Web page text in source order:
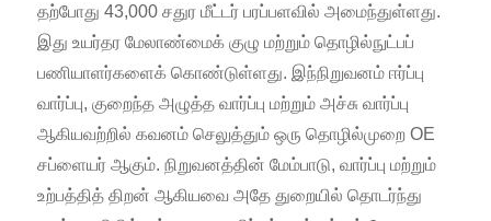
தற்போது 43,000 சதுர மீட்டர் பரப்பளவில் அமைந்துள்ளது.
இது உயர்தர மேலாண்மைக் குழு மற்றும் தொழில்நுட்பப்
பணியாளர்களைக் கொண்டுள்ளது. இந்நிறுவனம் ஈர்ப்பு
வார்ப்பு, குறைந்த அழுத்த வார்ப்பு மற்றும் அச்சு வார்ப்பு
ஆகியவற்றில் கவனம் செலுத்தும் ஒரு தொழில்முறை OE
சப்ளையர் ஆகும். நிறுவனத்தின் மேம்பாடு, வார்ப்பு மற்றும்
உற்பத்தித் திறன் ஆகியவை அதே துறையில் தொடர்ந்து